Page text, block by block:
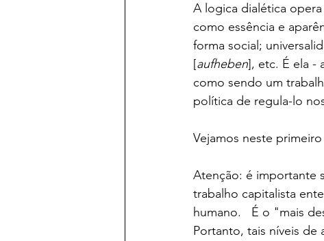
A logica dialética
como essência e
forma social;
[aufheben], etc. É ela -
como sendo um
política de regula-lo
Vejamos neste
Atenção: é importante
trabalho capitalista
humano.   É o "mais
Portanto, tais níveis de